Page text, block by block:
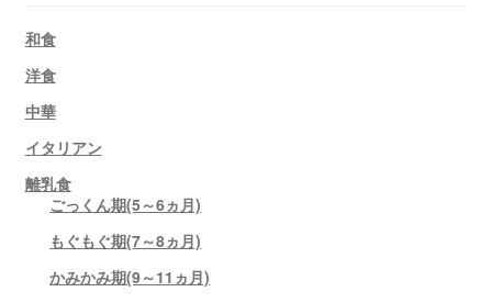
和食
洋食
中華
イタリアン
離乳食
ごっくん期(5～6ヵ月)
もぐもぐ期(7～8ヵ月)
かみかみ期(9～11ヵ月)